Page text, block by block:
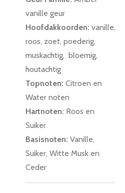
vanille geur
Hoofdakkoorden: vanille,
roos, zoet, poederig,
muskachtig, bloemig,
houtachtig
Topnoten: Citroen en
Water noten
Hartnoten: Roos en
Suiker
Basisnoten: Vanille,
Suiker, Witte Musk en
Ceder